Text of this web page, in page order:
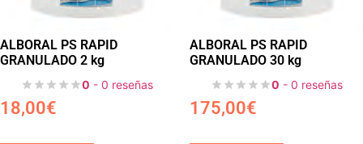
ALBORAL PS RAPID
GRANULADO 2 kg
0 - 0 reseñas
18,00€
ALBORAL PS RAPID
GRANULADO 30 kg
0 - 0 reseñas
175,00€